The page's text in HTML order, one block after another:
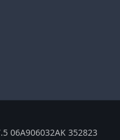
06A906032AK 352823